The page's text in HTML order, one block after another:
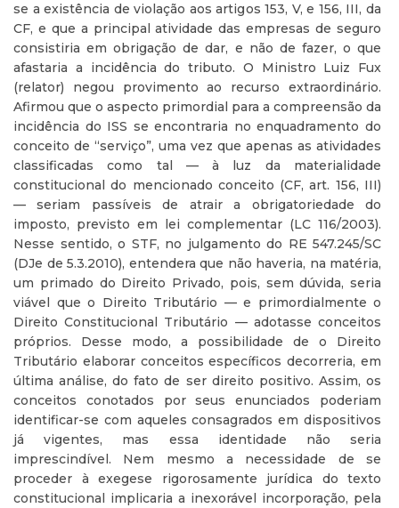
se a existência de violação aos artigos 153, V, e 156, III, da
CF, e que a principal atividade das empresas de seguro
consistiria em obrigação de dar, e não de fazer, o que
afastaria a incidência do tributo. O Ministro Luiz Fux
(relator) negou provimento ao recurso extraordinário.
Afirmou que o aspecto primordial para a compreensão da
incidência do ISS se encontraria no enquadramento do
conceito de “serviço”, uma vez que apenas as atividades
classificadas como tal — à luz da materialidade
constitucional do mencionado conceito (CF, art. 156, III)
— seriam passíveis de atrair a obrigatoriedade do
imposto, previsto em lei complementar (LC 116/2003).
Nesse sentido, o STF, no julgamento do RE 547.245/SC
(DJe de 5.3.2010), entendera que não haveria, na matéria,
um primado do Direito Privado, pois, sem dúvida, seria
viável que o Direito Tributário — e primordialmente o
Direito Constitucional Tributário — adotasse conceitos
próprios. Desse modo, a possibilidade de o Direito
Tributário elaborar conceitos específicos decorreria, em
última análise, do fato de ser direito positivo. Assim, os
conceitos conotados por seus enunciados poderiam
identificar-se com aqueles consagrados em dispositivos
já vigentes, mas essa identidade não seria
imprescindível. Nem mesmo a necessidade de se
proceder à exegese rigorosamente jurídica do texto
constitucional implicaria a inexorável incorporação, pela